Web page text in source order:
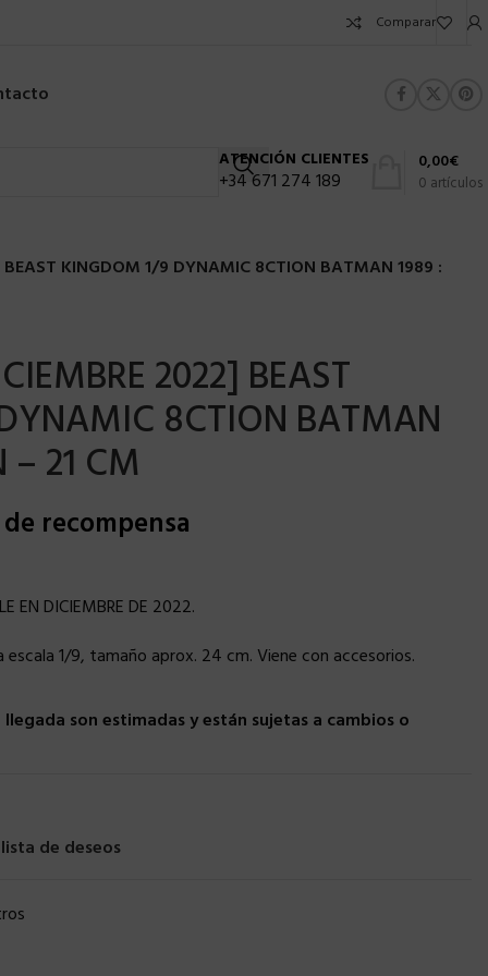
Comparar
ATENCIÓN CLIENTES
+34 671 274 189 0 artículos
0,00€
BEAST KINGDOM 1/9 DYNAMIC 8CTION BATMAN 1989 :
2022] BEAST
8CTION BATMAN
21 CM
recompensa
EN DICIEMBRE DE 2022.
escala 1/9, tamaño aprox. 24 cm. Viene con accesorios.
llegada son estimadas y están sujetas a cambios o
de deseos